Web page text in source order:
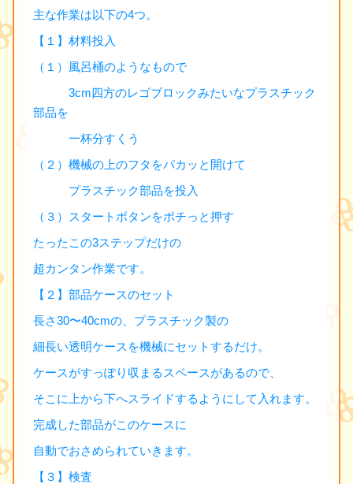
主な作業は以下の4つ。
【１】材料投入
（１）風呂桶のようなもので
3cm四方のレゴブロックみたいなプラスチック
部品を
一杯分すくう
（２）機械の上のフタをパカッと開けて
プラスチック部品を投入
（３）スタートボタンをポチっと押す
たったこの3ステップだけの
超カンタン作業です。
【２】部品ケースのセット
長さ30〜40cmの、プラスチック製の
細長い透明ケースを機械にセットするだけ。
ケースがすっぽり収まるスペースがあるので、
そこに上から下へスライドするようにして入れます。
完成した部品がこのケースに
自動でおさめられていきます。
【３】検査